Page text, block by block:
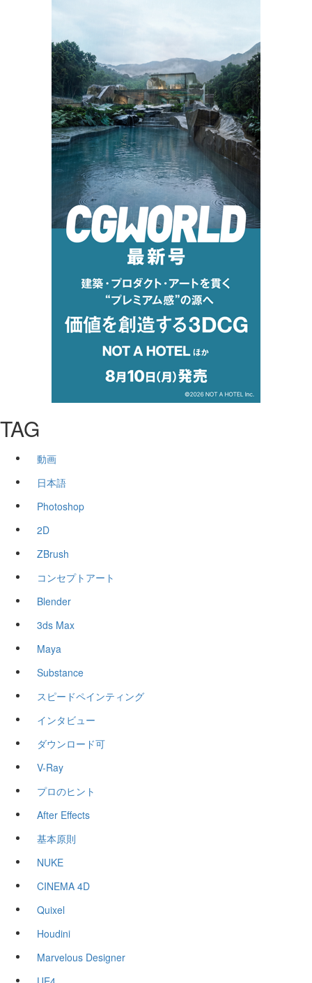
TAG
動画
日本語
Photoshop
2D
ZBrush
コンセプトアート
Blender
3ds Max
Maya
Substance
スピードペインティング
インタビュー
ダウンロード可
V-Ray
プロのヒント
After Effects
基本原則
NUKE
CINEMA 4D
Quixel
Houdini
Marvelous Designer